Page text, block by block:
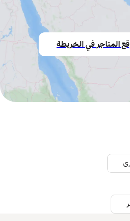
المتاجر في الخريطة